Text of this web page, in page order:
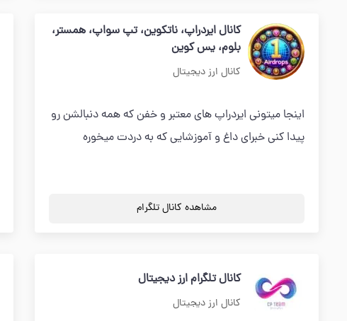
کانال ایردراپ، ناتکوین، تپ سواپ، همستر،
بلوم، یس کوین
کانال ارز دیجیتال
اینجا میتونی ایردراپ های معتبر و خفن که همه دنبالشن رو
پیدا کنی خبرای داغ و آموزشایی که به دردت میخوره
مشاهده کانال تلگرام
کانال تلگرام ارز دیجیتال
کانال ارز دیجیتال